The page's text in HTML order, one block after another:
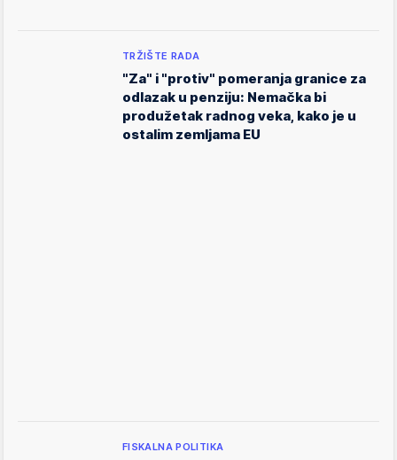
TRŽIŠTE RADA
"Za" i "protiv" pomeranja granice za
odlazak u penziju: Nemačka bi
produžetak radnog veka, kako je u
ostalim zemljama EU
FISKALNA POLITIKA